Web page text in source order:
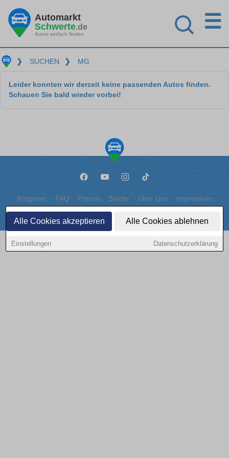
Alle Cookies akzeptieren Alle Cookies ablehnen
Einstellungen Datenschutzerklärung
Automarkt
Schwerte.de
Autos einfach finden
☰
❯ SUCHEN ❯ MG
Leider konnten wir derzeit keine passenden Autos finden.
Schauen Sie bald wieder vorbei!
Ratgeber FAQ Presse Städte Über Uns Impressum
Datenschutz Cookies
Copyright © 2000 - 2026 | 1A Infosysteme GmbH | Content by: 1a-sites-autos